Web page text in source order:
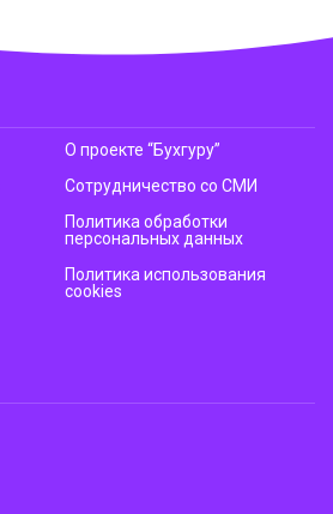
О проекте “Бухгуру”
Сотрудничество со СМИ
Политика обработки
персональных данных
Политика использования
cookies